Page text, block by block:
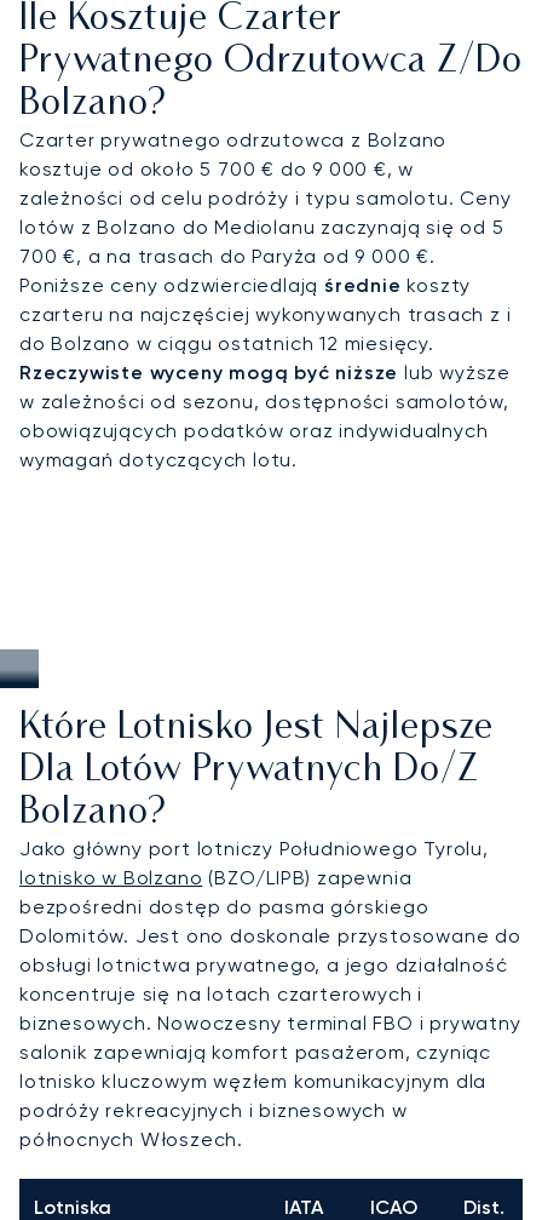
co pozwala na relaks w atmosferze absolutnej
prywatności i komfortu. Nasze skrupulatne
podejście gwarantuje, że dotrą Państwo na
miejsce w pełni wypoczęci i gotowi na transfer do
wspaniałego obiektu, takiego jak Castel
Hörtenberg, aby rozpocząć alpejskie wakacje.
Nasze zaangażowanie w utrzymanie najwyższych
standardów operacyjnych potwierdza nasze
doświadczenie w organizacji lądowań na
lotniskach uznawanych za szczególnie
wymagające. Ta specjalistyczna wiedza zapewnia
pełne zaufanie podczas każdej podróży i
gwarantuje, że Państwa lot do Bolzano zostanie
zrealizowany z najwyższą starannością, niezbędną
do perfekcyjnego przylotu do tego
spektakularnego alpejskiego zakątka.
Ile Kosztuje Czarter
Prywatnego Odrzutowca Z/do
Bolzano?
Czarter prywatnego odrzutowca z Bolzano
kosztuje od około 5 700 € do 9 000 €, w
zależności od celu podróży i typu samolotu. Ceny
lotów z Bolzano do Mediolanu zaczynają się od 5
700 €, a na trasach do Paryża od 9 000 €.
Poniższe ceny odzwierciedlają średnie koszty
czarteru na najczęściej wykonywanych trasach z i
do Bolzano w ciągu ostatnich 12 miesięcy.
Rzeczywiste wyceny mogą być niższe lub wyższe
w zależności od sezonu, dostępności samolotów,
obowiązujących podatków oraz indywidualnych
wymagań dotyczących lotu.
Które Lotnisko Jest Najlepsze
Dla Lotów Prywatnych Do/z
Bolzano?
Jako główny port lotniczy Południowego Tyrolu,
lotnisko w Bolzano (BZO/LIPB) zapewnia
bezpośredni dostęp do pasma górskiego
Dolomitów. Jest ono doskonale przystosowane do
obsługi lotnictwa prywatnego, a jego działalność
koncentruje się na lotach czarterowych i
biznesowych. Nowoczesny terminal FBO i prywatny
salonik zapewniają komfort pasażerom, czyniąc
lotnisko kluczowym węzłem komunikacyjnym dla
podróży rekreacyjnych i biznesowych w
północnych Włoszech.
Lotniska IATA ICAO Dist.